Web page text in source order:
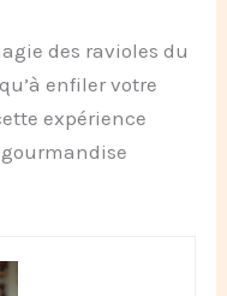
des ravioles du
enfiler votre
expérience